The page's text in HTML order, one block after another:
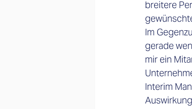
breitere
Im
gerade
mir ein
Interim